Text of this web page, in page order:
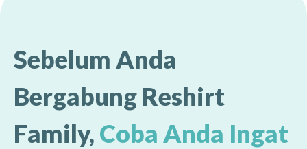
Sebelum Anda
Bergabung Reshirt
Family, Coba Anda Ingat